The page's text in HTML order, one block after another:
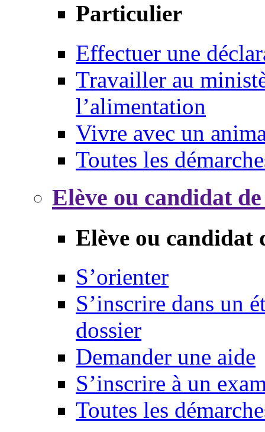
Particulier
Effectuer une
Travailler au
l’alimentation
Vivre avec un
Toutes les
Elève ou candidat
Elève ou candidat
S’orienter
S’inscrire dans un
dossier
Demander une aide
S’inscrire à un
Toutes les